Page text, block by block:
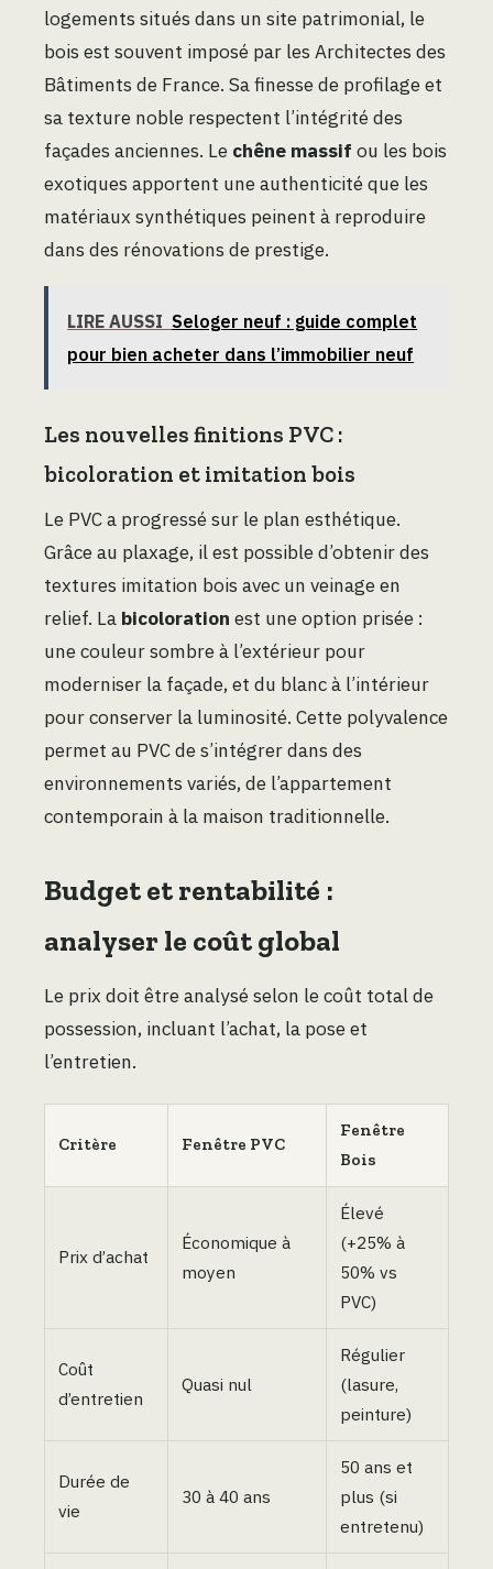
logements situés dans un site patrimonial, le
bois est souvent imposé par les Architectes des
Bâtiments de France. Sa finesse de profilage et
sa texture noble respectent l’intégrité des
façades anciennes. Le chêne massif ou les bois
exotiques apportent une authenticité que les
matériaux synthétiques peinent à reproduire
dans des rénovations de prestige.
LIRE AUSSI Seloger neuf : guide complet
pour bien acheter dans l’immobilier neuf
Les nouvelles finitions PVC :
bicoloration et imitation bois
Le PVC a progressé sur le plan esthétique.
Grâce au plaxage, il est possible d’obtenir des
textures imitation bois avec un veinage en
relief. La bicoloration est une option prisée :
une couleur sombre à l’extérieur pour
moderniser la façade, et du blanc à l’intérieur
pour conserver la luminosité. Cette polyvalence
permet au PVC de s’intégrer dans des
environnements variés, de l’appartement
contemporain à la maison traditionnelle.
Budget et rentabilité :
analyser le coût global
Le prix doit être analysé selon le coût total de
possession, incluant l’achat, la pose et
l’entretien.
Critère Fenêtre PVC
Fenêtre
Bois
Prix d’achat
Économique à
moyen
Élevé
(+25% à
50% vs
PVC)
Coût
d’entretien
Quasi nul
Régulier
(lasure,
peinture)
Durée de
vie
30 à 40 ans
50 ans et
plus (si
entretenu)